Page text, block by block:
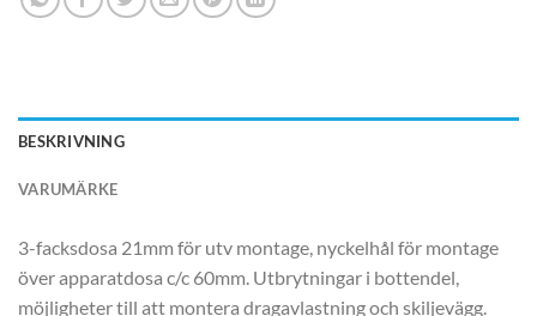
BESKRIVNING
VARUMÄRKE
3-facksdosa 21mm för utv montage, nyckelhål för montage
över apparatdosa c/c 60mm. Utbrytningar i bottendel,
möjligheter till att montera dragavlastning och skiljevägg.